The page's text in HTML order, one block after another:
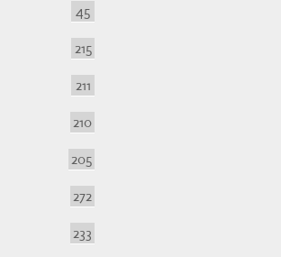
45
215
211
210
205
272
233